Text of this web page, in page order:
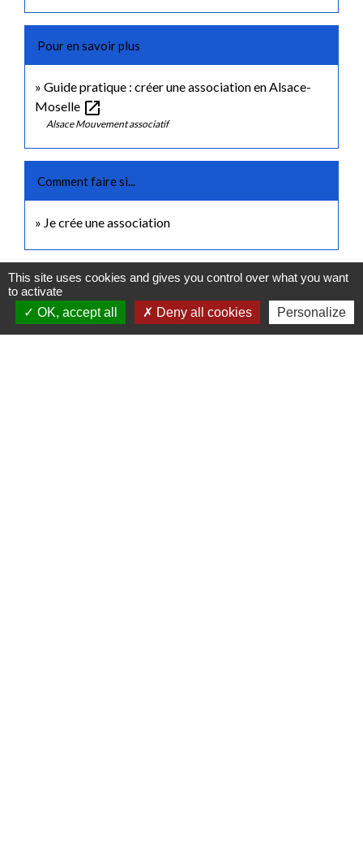
Pour en savoir plus
Guide pratique : créer une association en Alsace-
Moselle open_in_new
Alsace Mouvement associatif
Comment faire si...
Je crée une association
Signaler une erreur sur cette page
This site uses cookies and gives you control over what you want
to activate
OK, accept all
Deny all cookies Personalize